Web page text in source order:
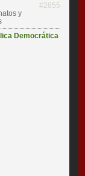
y
#2855
Democrática